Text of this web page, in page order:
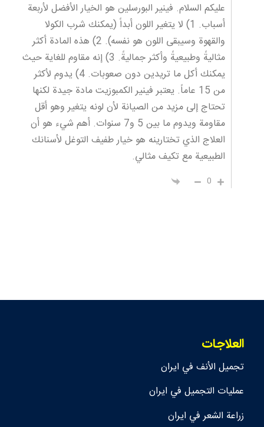
عليكم السلام. فينير البورسلين هو الخيار الأفضل لأربعة
أسباب. 1) لا يتغير اللون أبداً (يمكنك شرب الكولا
والقهوة وسيبقى اللون هو نفسه). 2) هذه المادة أكثر
مثاليةً وطبيعيةً وأكثر جماليةً. 3) إنه مقاوم للغاية حيث
يمكنك أكل ما تريدين دون صعوبات. 4) يدوم لأكثر
من 15 عاماً. يعتبر فينير الكمبوزيت مادة جيدة لكنها
تحتاج إلى مزيد من الصيانة لأن لونه يتغير وهو أقل
مقاومة ويدوم ما بين 5 و7 سنوات. أهم شيء هو أن
العلاج الذي تختارينه هو خيار طفيف التوغل لأسنانك
الطبيعية مع تكيف مثالي.
0
العلاجات
تجمیل الأنف في ايران
عمليات التجميل في ايران
زراعة الشعر في ايران